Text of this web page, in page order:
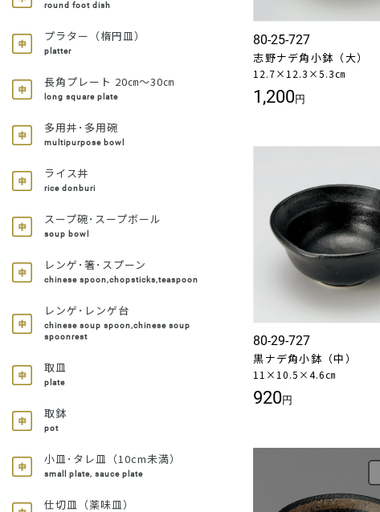
round foot dish
プラター（楕円皿）
platter
長角プレート 20㎝～30㎝
long square plate
多用丼･多用碗
multipurpose bowl
ライス丼
rice donburi
スープ碗･スープボール
soup bowl
レンゲ･箸･スプーン
chinese spoon,chopsticks,teaspoon
レンゲ･レンゲ台
chinese soup spoon,chinese soup
spoonrest
取皿
plate
取鉢
pot
小皿･タレ皿（10cm未満）
small plate, sauce plate
仕切皿（薬味皿）
80-25-727
志野ナデ角小鉢（大）
12.7×12.3×5.3㎝
1,200円
80-29-727
黒ナデ角小鉢（中）
11×10.5×4.6㎝
920円